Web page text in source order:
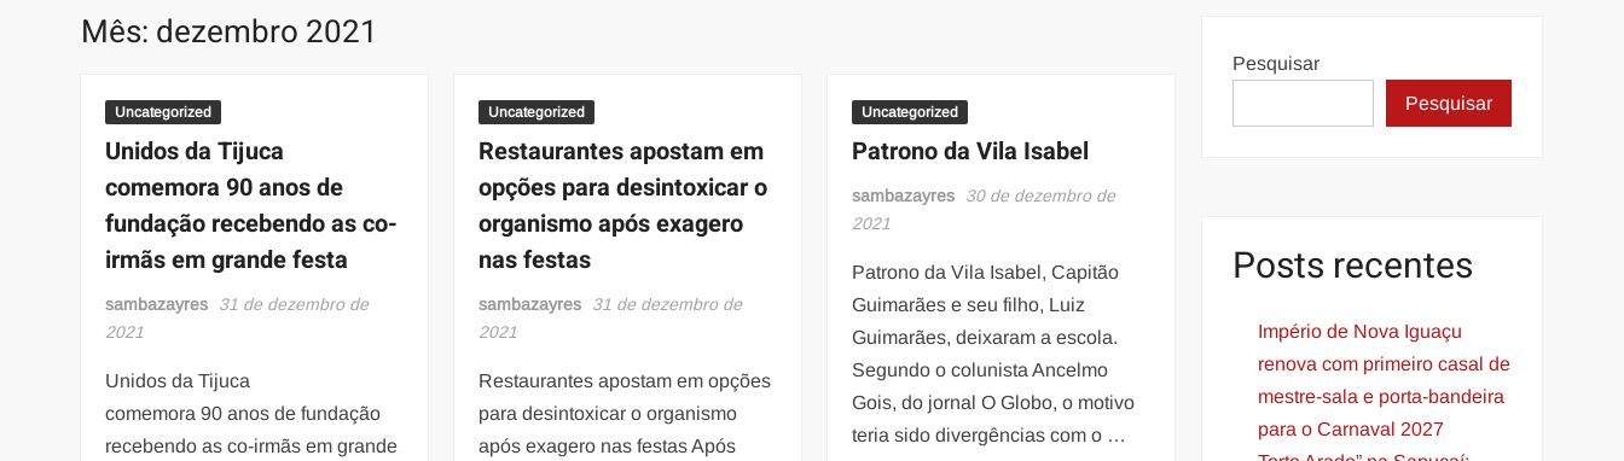
Mês: dezembro 2021
Uncategorized
Unidos da Tijuca
comemora 90 anos de
fundação recebendo as co-
irmãs em grande festa
sambazayres
31 de dezembro de
2021
Unidos da Tijuca
comemora 90 anos de fundação
recebendo as co-irmãs em grande
Uncategorized
Restaurantes apostam em
opções para desintoxicar o
organismo após exagero
nas festas
sambazayres
31 de dezembro de
2021
Restaurantes apostam em opções
para desintoxicar o organismo
após exagero nas festas Após
Uncategorized
Patrono da Vila Isabel
sambazayres
30 de dezembro de
2021
Patrono da Vila Isabel, Capitão
Guimarães e seu filho, Luiz
Guimarães, deixaram a escola.
Segundo o colunista Ancelmo
Gois, do jornal O Globo, o motivo
teria sido divergências com o …
Pesquisar
Pesquisar
Posts recentes
Império de Nova Iguaçu
renova com primeiro casal de
mestre-sala e porta-bandeira
para o Carnaval 2027